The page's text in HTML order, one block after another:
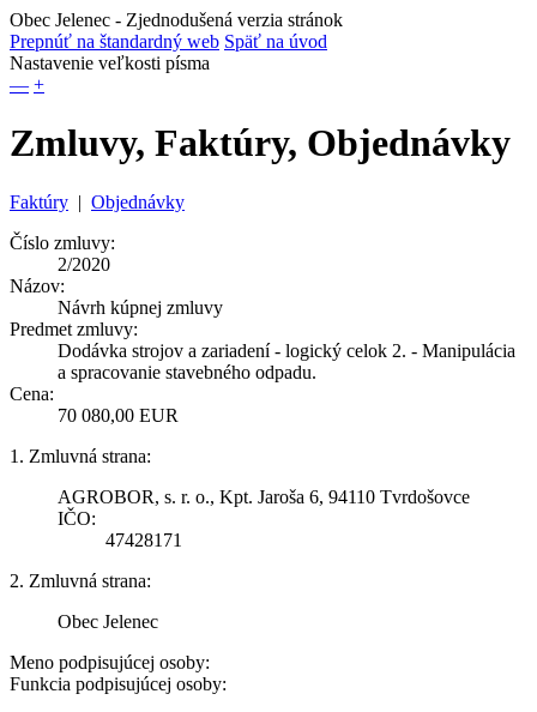
Obec Jelenec - Zjednodušená verzia stránok
Prepnúť na štandardný web Späť na úvod
Nastavenie veľkosti písma
— +
Zmluvy, Faktúry, Objednávky
Faktúry | Objednávky
Číslo zmluvy:
2/2020
Názov:
Návrh kúpnej zmluvy
Predmet zmluvy:
Dodávka strojov a zariadení - logický celok 2. - Manipulácia
a spracovanie stavebného odpadu.
Cena:
70 080,00 EUR
1. Zmluvná strana:
AGROBOR, s. r. o., Kpt. Jaroša 6, 94110 Tvrdošovce
IČO:
47428171
2. Zmluvná strana:
Obec Jelenec
Meno podpisujúcej osoby:
Funkcia podpisujúcej osoby: